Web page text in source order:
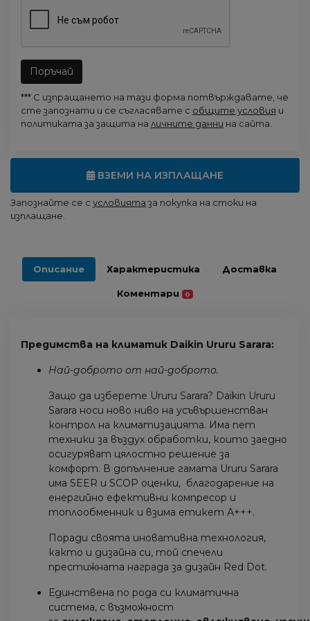
Поръчай
*** С изпращането на тази форма потвърждавате, че
сте запознати и се съгласявате с общите условия и
политиката за защита на личните данни на сайта.
ВЗЕМИ НА ИЗПЛАЩАНЕ
Запознайте се с условията за покупка на стоки на
изплащане.
Описание Характеристика Доставка
Коментари 0
Предимства на климатик Daikin Ururu Sarara:
Най-доброто от най-доброто.
Защо да изберете Ururu Sarara? Daikin Ururu
Sarara носи ново ниво на усъвършенстван
контрол на климатизацията. Има пет
техники за въздух обработки, които заедно
осигуряват цялостно решение за
комфорт. В допълнение гамата Ururu Sarara
има SEER и SCOP оценки, благодарение на
енергийно ефективни компресор и
топлообменник и взима етикет А+++.
Поради своята иновативна технология,
както и дизайна си, той спечели
престижната награда за дизайн Red Dot.
Единствена по рода си климатична
система, с възможност